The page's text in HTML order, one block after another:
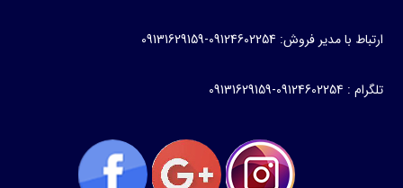
ارتباط با مدیر فروش: 09124602254-09131629159
تلگرام : 09124602254-09131629159